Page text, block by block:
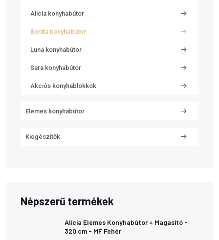
Alicia konyhabútor
Bonita konyhabútor
Luna konyhabútor
Sara konyhabútor
Akciós konyhablokkok
Elemes konyhabútor
Kiegészítők
Népszerű termékek
Alicia Elemes Konyhabútor + Magasító -
320 cm - MF Fehér